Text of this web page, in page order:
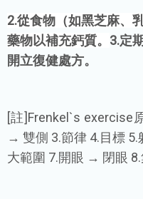
2.從食物（如黑芝麻、
藥物以補充鈣質。 3.定
開立復健處方。
[註]Frenkel`s
→ 雙側 3.節律 4.目標
大範圍 7.開眼 → 閉眼